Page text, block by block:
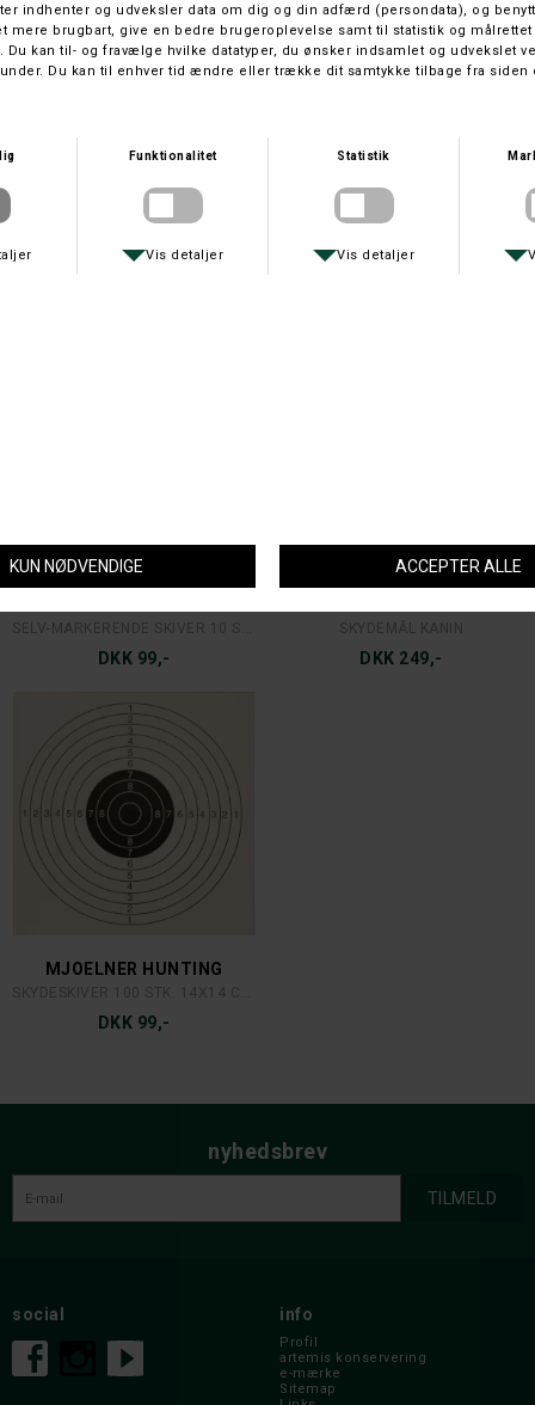
BUKKESKIVE TIL RIFFELPRØVE LERDUER 200 STK.
DKK 99,- DKK 249,-
MJOELNER HUNTING
DKK 99,-
nyhedsbrev
social info
Profil
artemis konservering
e-mærke
Sitemap